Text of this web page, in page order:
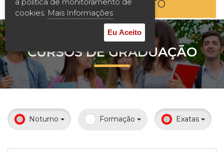
2ª Graduação
Transferência
Reingresso
Prouni
Desconto de pontualidade
ENTRE EM CONTATO
CURSOS DE GRADUAÇÃO
Noturno Formação Exatas
cookies. Mais Informações
Eu Aceito